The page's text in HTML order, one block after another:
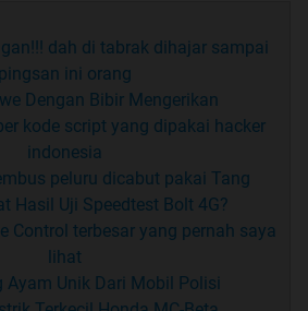
dah di tabrak dihajar sampai
pingsan ini orang
Dengan Bibir Mengerikan
kode script yang dipakai hacker
indonesia
peluru dicabut pakai Tang
Hasil Uji Speedtest Bolt 4G?
Control terbesar yang pernah saya
lihat
Ayam Unik Dari Mobil Polisi